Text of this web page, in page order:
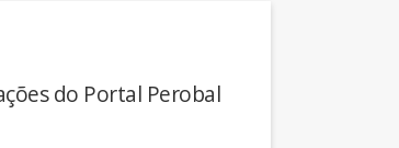
do Portal Perobal